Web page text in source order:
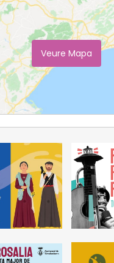
Veure Mapa